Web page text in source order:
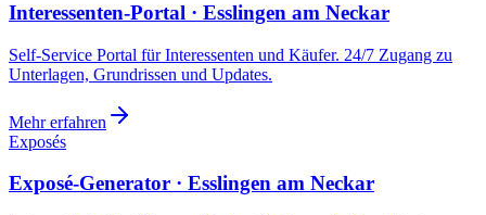
Interessenten-Portal · Esslingen am Neckar
Self-Service Portal für Interessenten und Käufer. 24/7 Zugang zu
Unterlagen, Grundrissen und Updates.
Mehr erfahren
Exposés
Exposé-Generator · Esslingen am Neckar